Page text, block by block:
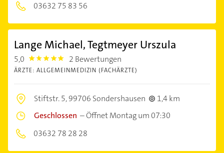
03632 75 83 56
Lange Michael, Tegtmeyer Urszula
5,0 5.0 2 Bewertungen
ÄRZTE: ALLGEMEINMEDIZIN (FACHÄRZTE)
Stiftstr. 5,99706 Sondershausen
1,4 km
Geschlossen –Öffnet Montag um 07:30
03632 78 28 28